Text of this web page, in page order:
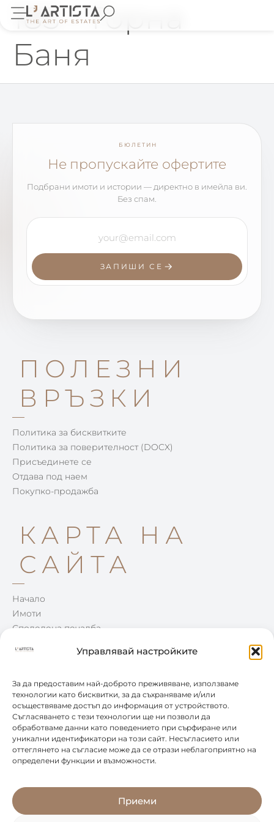
Управлявай настройките
За да предоставим най-доброто преживяване, използваме
технологии като бисквитки, за да съхраняваме и/или
осъществяваме достъп до информация от устройството.
Съгласяването с тези технологии ще ни позволи да
обработваме данни като поведението при сърфиране или
уникални идентификатори на този сайт. Несъгласието или
оттеглянето на съгласие може да се отрази неблагоприятно на
определени функции и възможности.
Приеми
185 – Горна
Баня
БЮЛЕТИН
Не пропускайте офертите
Подбрани имоти и истории — директно в имейла ви.
Без спам.
ЗАПИШИ СЕ
ПОЛЕЗНИ
ВРЪЗКИ
Политика за бисквитките
Политика за поверителност (DOCX)
Присъединете се
Отдава под наем
Покупко-продажба
КАРТА НА
САЙТА
Начало
Имоти
Споделена печалба
КОНТАКТИ
0877 888 804
office@leartista.bg